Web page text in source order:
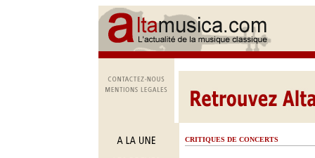
CRITIQUES DE CONCERTS